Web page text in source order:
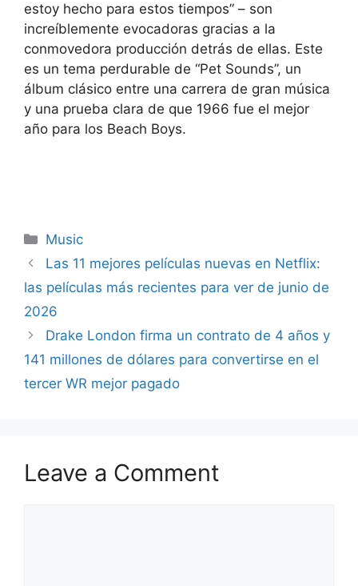
estoy hecho para estos tiempos” – son
increíblemente evocadoras gracias a la
conmovedora producción detrás de ellas. Este
es un tema perdurable de “Pet Sounds”, un
álbum clásico entre una carrera de gran música
y una prueba clara de que 1966 fue el mejor
año para los Beach Boys.
Categories
Music
Las 11 mejores películas nuevas en Netflix:
las películas más recientes para ver de junio de
2026
Drake London firma un contrato de 4 años y
141 millones de dólares para convertirse en el
tercer WR mejor pagado
Leave a Comment